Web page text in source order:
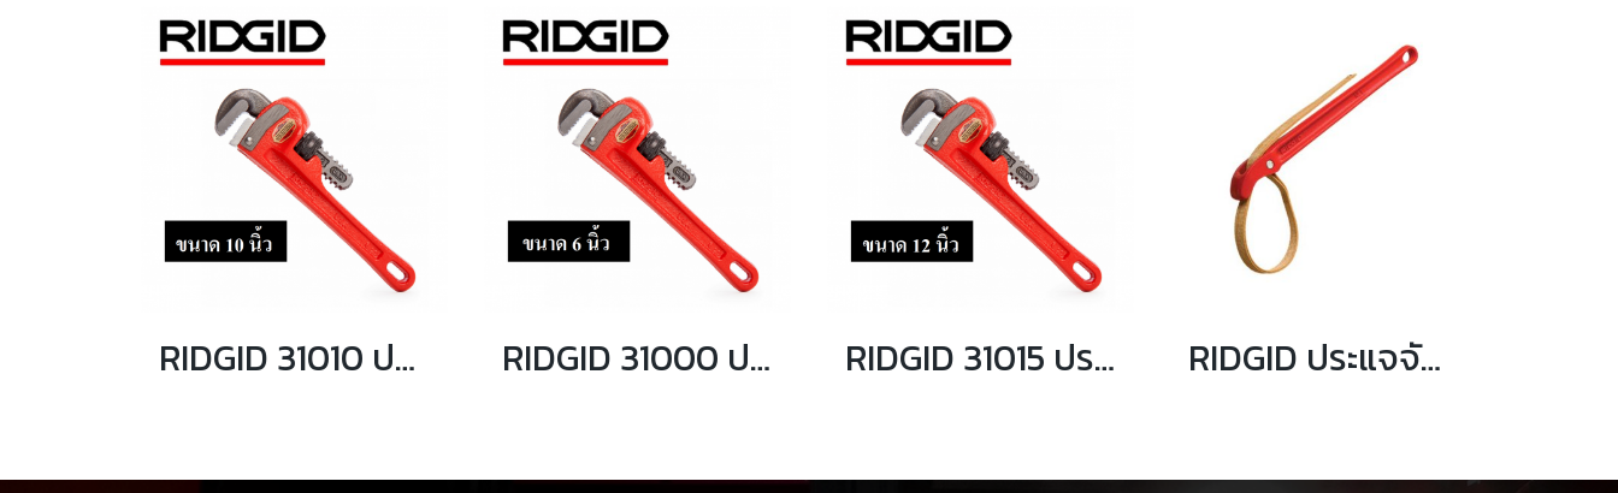
RIDGID 31010 ประแจจับท่อปากตรง 10 นิ้ว จับท่อได้ 1.1/2 นิ้ว RIDGID 31000 ประแจจับท่อปากตรง ขนาด 6 นิ้ว จับท่อได้ 3/4 นิ้ว RIDGID 31015 ประแจจับท่อปากตรง ขนาด 12 นิ้ว จับท่อได้ 2 นิ้ว RIDGID ประแจจับท่อแบบสายรัด ขนาด 11 3/4" ถึง 18"